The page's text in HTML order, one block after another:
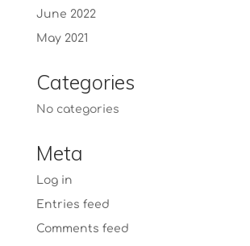
June 2022
May 2021
Categories
No categories
Meta
Log in
Entries feed
Comments feed